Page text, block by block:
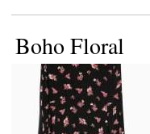
Boho Floral